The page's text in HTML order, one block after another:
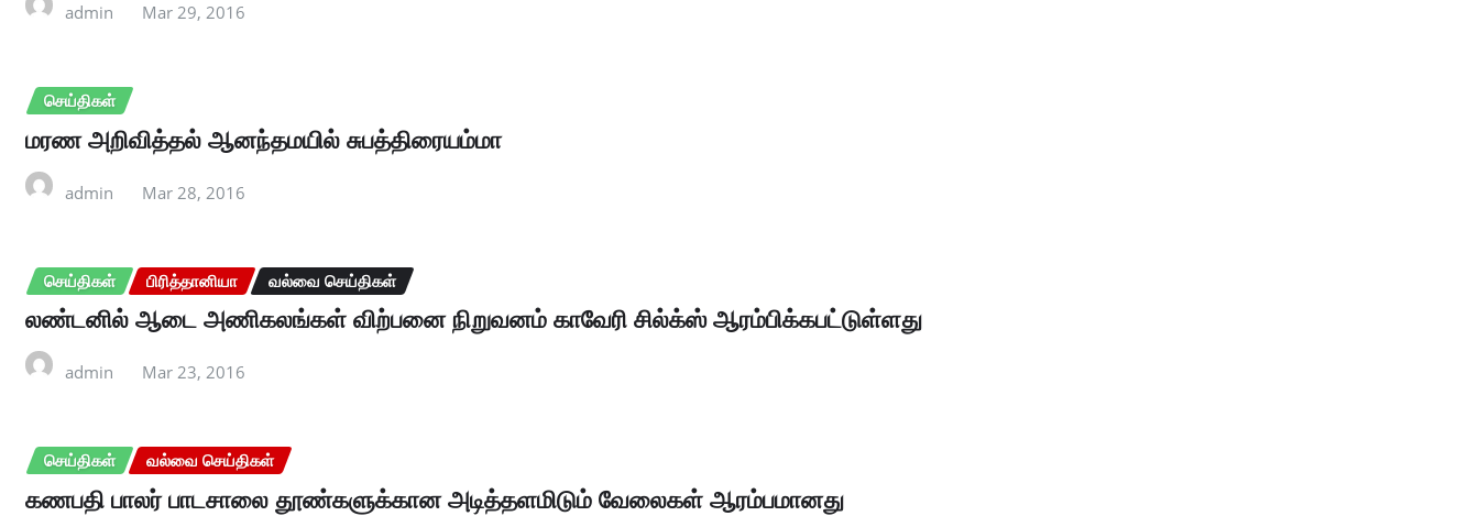
admin Mar 29, 2016
செய்திகள்
மரண அறிவித்தல் ஆனந்தமயில் சுபத்திரையம்மா
admin Mar 28, 2016
செய்திகள் பிரித்தானியா வல்வை செய்திகள்
லண்டனில் ஆடை அணிகலங்கள் விற்பனை நிறுவனம் காவேரி சில்க்ஸ் ஆரம்பிக்கபட்டுள்ளது
admin Mar 23, 2016
செய்திகள் வல்வை செய்திகள்
கணபதி பாலர் பாடசாலை தூண்களுக்கான அடித்தளமிடும் வேலைகள் ஆரம்பமானது